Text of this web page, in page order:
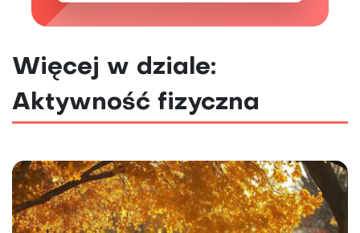
Więcej w dziale:
Aktywność fizyczna